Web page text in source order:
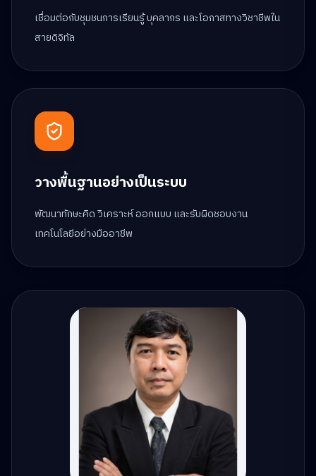
เชื่อมต่อกับชุมชนการเรียนรู้ บุคลากร และโอกาสทางวิชาชีพใน
สายดิจิทัล
วางพื้นฐานอย่างเป็นระบบ
พัฒนาทักษะคิด วิเคราะห์ ออกแบบ และรับผิดชอบงาน
เทคโนโลยีอย่างมืออาชีพ